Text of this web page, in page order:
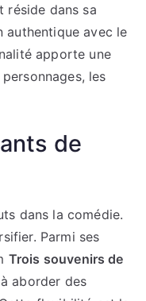
réside dans sa
authentique avec le
apporte une
les
de
dans la comédie.
Parmi ses
Trois souvenirs de
aborder des